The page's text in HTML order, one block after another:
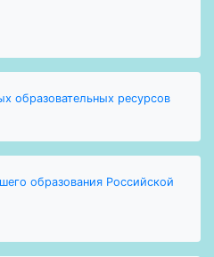
образовательных ресурсов
образования Российской